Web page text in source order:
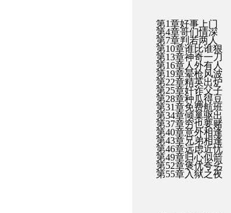
第1章好事上门
第4章哥们情深
第7章判若两人
第10章谁比谁狠
第13章神奇一刀
第16章人外有人
第19章晕枪风波
第22章精英出炉
第25章奸诈父子
第28章种瓜得豆
第31章免费航班
第34章倾巢驱出
第37章穷也要赌
第40章意外相逢
第43章兄弟相逢
第46章远虑近忧
第49章归心似箭
第52章褒优夸劣
第55章入狱之夜